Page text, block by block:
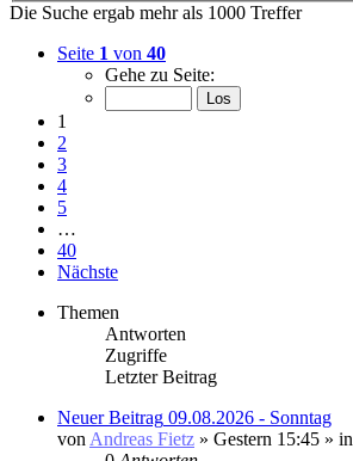
Die Suche ergab mehr als 1000 Treffer
Seite 1 von 40
Gehe zu Seite:
1
2
3
4
5
…
40
Nächste
Themen
Antworten
Zugriffe
Letzter Beitrag
Neuer Beitrag 09.08.2026 - Sonntag
von Andreas Fietz » Gestern 15:45 » in